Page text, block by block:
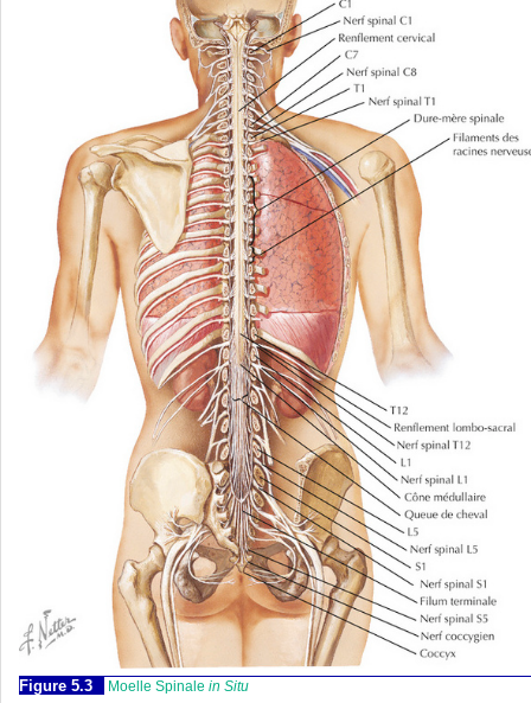
Figure 5.3 Moelle Spinale in Situ